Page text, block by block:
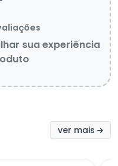
sua experiência
ver mais